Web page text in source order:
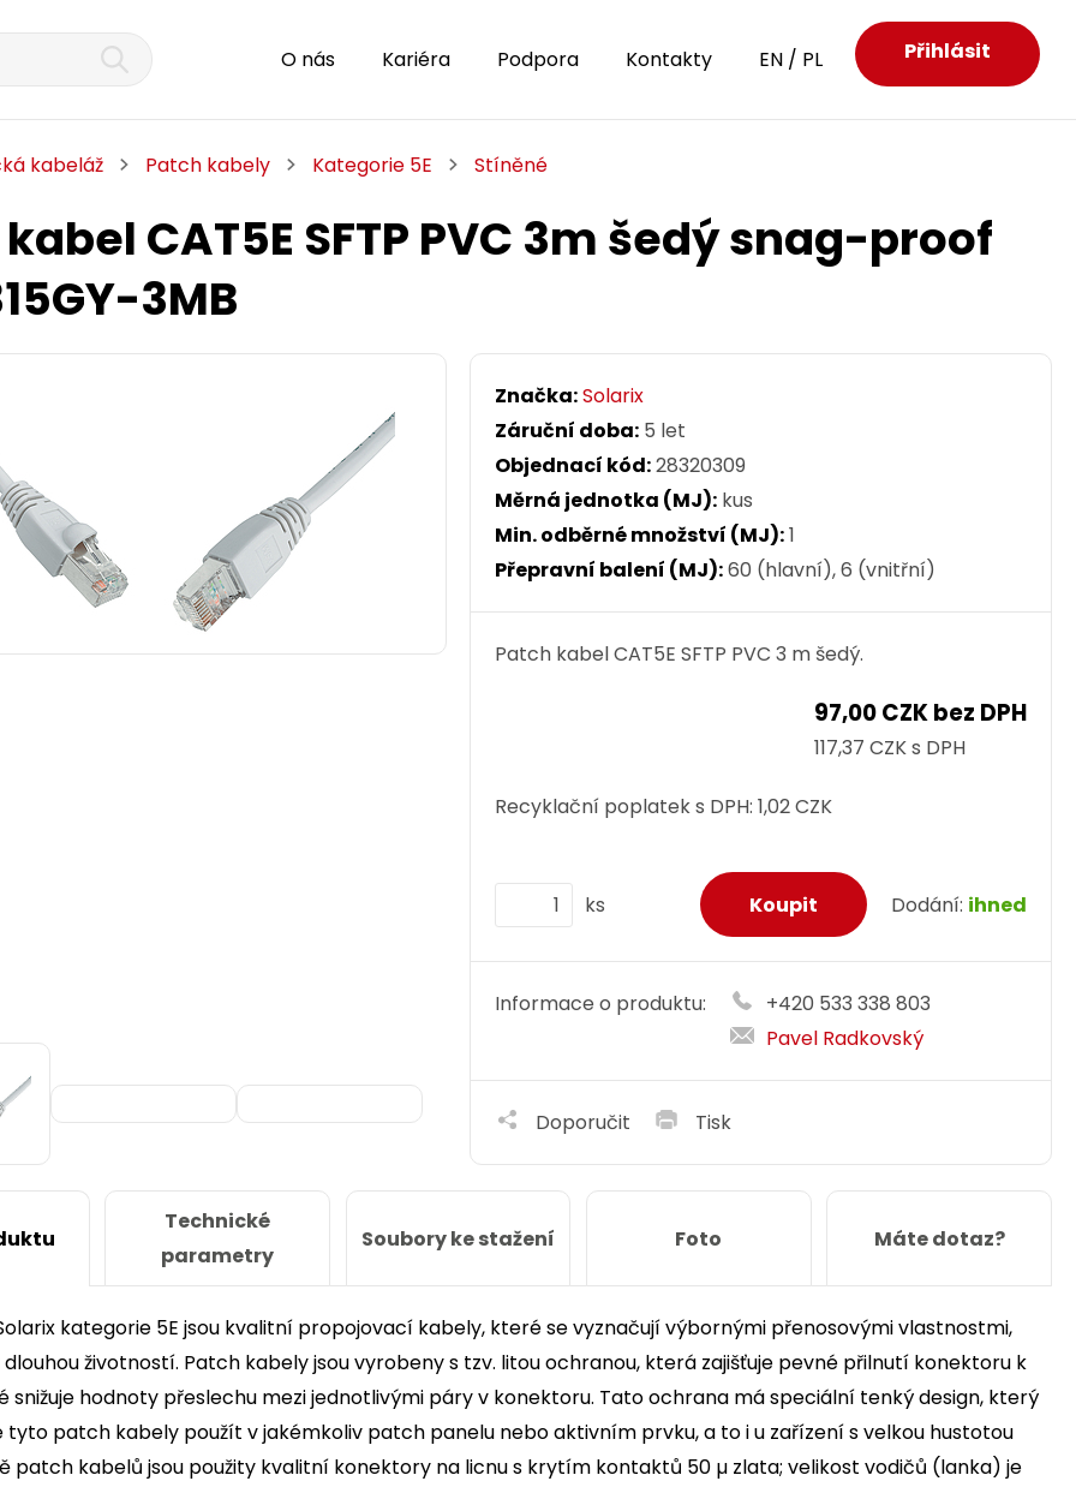
O nás Kariéra Podpora Kontakty EN / PL Přihlásit
kabeláž Patch kabely Kategorie 5E Stíněné
CAT5E SFTP PVC 3m šedý snag-proof
3MB
Značka:Solarix
Záruční doba: 5 let
Objednací kód:28320309
Měrná jednotka (MJ): kus
Min. odběrné množství (MJ):1
Přepravní balení (MJ):60 (hlavní), 6 (vnitřní)
Patch kabel CAT5E SFTP PVC 3 m šedý.
97,00 CZK bez DPH
117,37 CZK s DPH
Recyklační poplatek s DPH: 1,02 CZK
ks Dodání: ihned
Informace o produktu:
+420 533 338 803
Pavel Radkovský
Doporučit Tisk
Technické
parametry
Soubory ke stažení Foto Máte dotaz?
kategorie 5E jsou kvalitní propojovací kabely, které se vyznačují výbornými přenosovými vlastnostmi,
životností. Patch kabely jsou vyrobeny s tzv. litou ochranou, která zajišťuje pevné přilnutí konektoru k
snižuje hodnoty přeslechu mezi jednotlivými páry v konektoru. Tato ochrana má speciální tenký design, který
tyto patch kabely použít v jakémkoliv patch panelu nebo aktivním prvku, a to i u zařízení s velkou hustotou
patch kabelů jsou použity kvalitní konektory na licnu s krytím kontaktů 50 µ zlata; velikost vodičů (lanka) je